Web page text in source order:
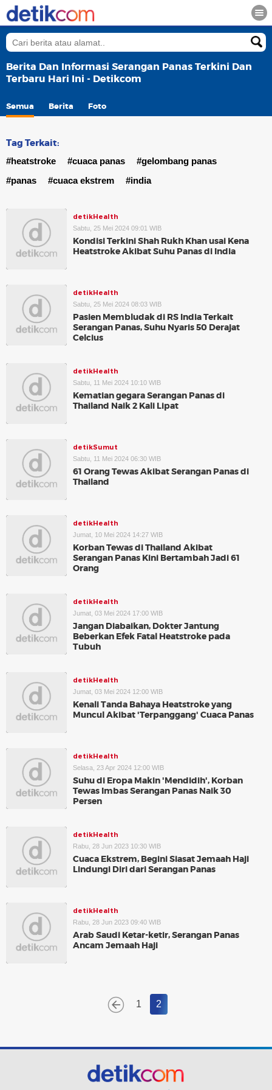
Berita Dan Informasi Serangan Panas Terkini Dan
Terbaru Hari Ini - Detikcom
Semua Berita Foto
Tag Terkait:
#heatstroke #cuaca panas
#gelombang panas
#panas
#cuaca ekstrem #india
detikHealth
Sabtu, 25 Mei 2024 09:01 WIB
Kondisi Terkini Shah Rukh Khan usai Kena
Heatstroke Akibat Suhu Panas di India
detikHealth
Sabtu, 25 Mei 2024 08:03 WIB
Pasien Membludak di RS India Terkait
Serangan Panas, Suhu Nyaris 50 Derajat
Celcius
detikHealth
Sabtu, 11 Mei 2024 10:10 WIB
Kematian gegara Serangan Panas di
Thailand Naik 2 Kali Lipat
detikSumut
Sabtu, 11 Mei 2024 06:30 WIB
61 Orang Tewas Akibat Serangan Panas di
Thailand
detikHealth
Jumat, 10 Mei 2024 14:27 WIB
Korban Tewas di Thailand Akibat
Serangan Panas Kini Bertambah Jadi 61
Orang
detikHealth
Jumat, 03 Mei 2024 17:00 WIB
Jangan Diabaikan, Dokter Jantung
Beberkan Efek Fatal Heatstroke pada
Tubuh
detikHealth
Jumat, 03 Mei 2024 12:00 WIB
Kenali Tanda Bahaya Heatstroke yang
Muncul Akibat 'Terpanggang' Cuaca Panas
detikHealth
Selasa, 23 Apr 2024 12:00 WIB
Suhu di Eropa Makin 'Mendidih', Korban
Tewas Imbas Serangan Panas Naik 30
Persen
detikHealth
Rabu, 28 Jun 2023 10:30 WIB
Cuaca Ekstrem, Begini Siasat Jemaah Haji
Lindungi Diri dari Serangan Panas
detikHealth
Rabu, 28 Jun 2023 09:40 WIB
Arab Saudi Ketar-ketir, Serangan Panas
Ancam Jemaah Haji
1 2